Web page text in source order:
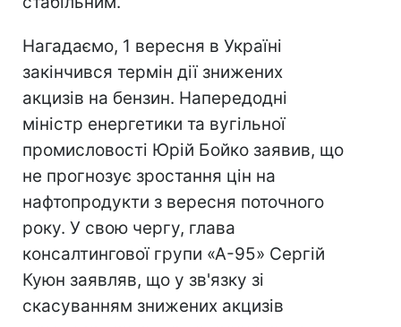
Нагадаємо, 1 вересня в Україні
закінчився термін дії знижених
акцизів на бензин. Напередодні
міністр енергетики та вугільної
промисловості Юрій Бойко заявив, що
не прогнозує зростання цін на
нафтопродукти з вересня поточного
року. У свою чергу, глава
консалтингової групи «А-95» Сергій
Куюн заявляв, що у зв'язку зі
скасуванням знижених акцизів